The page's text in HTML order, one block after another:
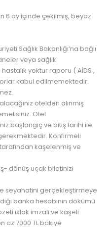
6 ay içinde çekilmiş, beyaz
Sağlık Bakanlığı’na bağlı
veya sağlık
hastalık yoktur raporu ( AİDS ,
kabul edilmemektedir.
otelden alınmış
Otel
başlangıç ve bitiş tarihi ile
Konfirmeli
kaşelenmiş ve
dönüş uçak biletinizi
seyahatini gerçekleştirmeye
banka hesabının dökümü
ıslak imzalı ve kaşeli
az 7000 TL bakiye